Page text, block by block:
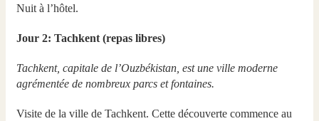
Nuit à l’hôtel.
Jour 2: Tachkent (repas libres)
Tachkent, capitale de l’Ouzbékistan, est une ville moderne
agrémentée de nombreux parcs et fontaines.
Visite de la ville de Tachkent. Cette découverte commence au